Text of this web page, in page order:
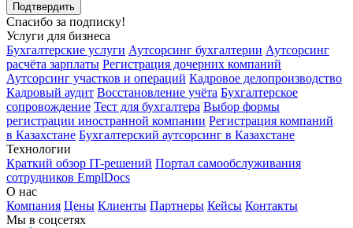
Подтвердить
Спасибо за подписку!
Услуги для бизнеса
Бухгалтерские услуги Аутсорсинг бухгалтерии Аутсорсинг
расчёта зарплаты Регистрация дочерних компаний
Аутсорсинг участков и операций Кадровое делопроизводство
Кадровый аудит Восстановление учёта Бухгалтерское
сопровождение Тест для бухгалтера Выбор формы
регистрации иностранной компании Регистрация компаний
в Казахстане Бухгалтерский аутсорсинг в Казахстане
Технологии
Краткий обзор IT-решений Портал самообслуживания
сотрудников EmplDocs
О нас
Компания Цены Клиенты Партнеры Кейсы Контакты
Мы в соцсетях